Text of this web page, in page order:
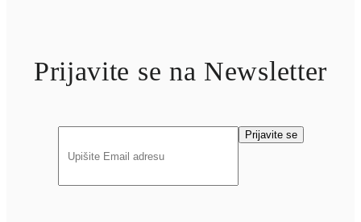
Prijavite se na Newsletter